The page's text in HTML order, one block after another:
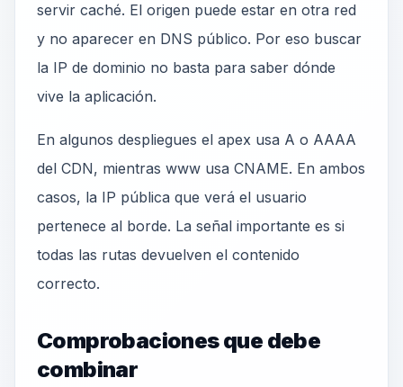
servir caché. El origen puede estar en otra red
y no aparecer en DNS público. Por eso buscar
la IP de dominio no basta para saber dónde
vive la aplicación.
En algunos despliegues el apex usa A o AAAA
del CDN, mientras www usa CNAME. En ambos
casos, la IP pública que verá el usuario
pertenece al borde. La señal importante es si
todas las rutas devuelven el contenido
correcto.
Comprobaciones que debe
combinar